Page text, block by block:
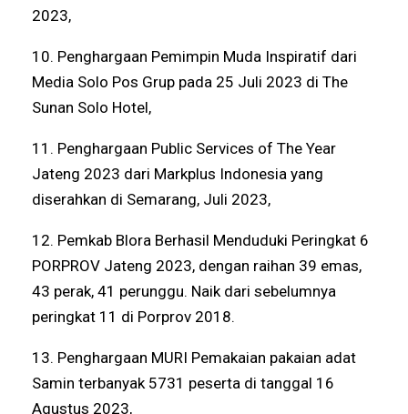
2023,
10. Penghargaan Pemimpin Muda Inspiratif dari
Media Solo Pos Grup pada 25 Juli 2023 di The
Sunan Solo Hotel,
11. Penghargaan Public Services of The Year
Jateng 2023 dari Markplus Indonesia yang
diserahkan di Semarang, Juli 2023,
12. Pemkab Blora Berhasil Menduduki Peringkat 6
PORPROV Jateng 2023, dengan raihan 39 emas,
43 perak, 41 perunggu. Naik dari sebelumnya
peringkat 11 di Porprov 2018.
13. Penghargaan MURI Pemakaian pakaian adat
Samin terbanyak 5731 peserta di tanggal 16
Agustus 2023,